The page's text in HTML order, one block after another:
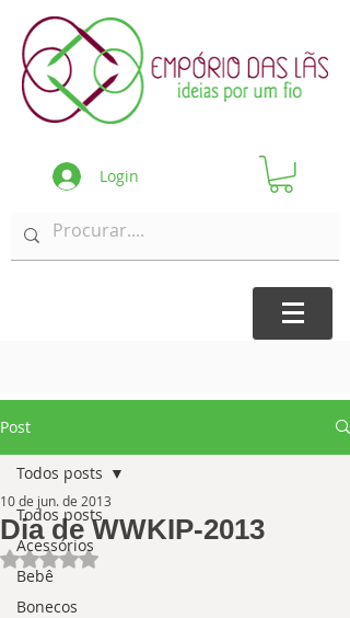
Login
Post
Todos posts
Acessórios
Bebê
Bonecos
Todos posts
Dia de WWKIP-2013
10 de jun. de 2013
Avaliado com NaN de 5 estrelas.